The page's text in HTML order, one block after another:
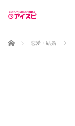
ホーム 恋愛・結婚